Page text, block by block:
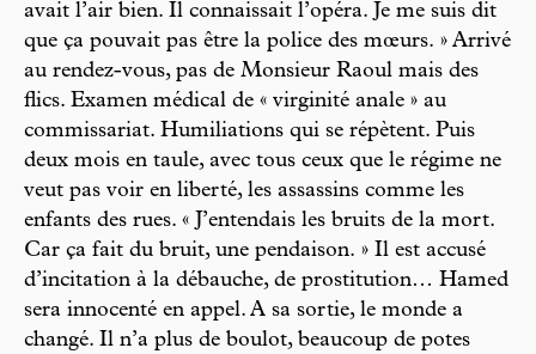
avait l’air bien. Il connaissait l’opéra. Je me suis dit
que ça pouvait pas être la police des mœurs. » Arrivé
au rendez-vous, pas de Monsieur Raoul mais des
flics. Examen médical de « virginité anale » au
commissariat. Humiliations qui se répètent. Puis
deux mois en taule, avec tous ceux que le régime ne
veut pas voir en liberté, les assassins comme les
enfants des rues. « J’entendais les bruits de la mort.
Car ça fait du bruit, une pendaison. » Il est accusé
d’incitation à la débauche, de prostitution… Hamed
sera innocenté en appel. A sa sortie, le monde a
changé. Il n’a plus de boulot, beaucoup de potes